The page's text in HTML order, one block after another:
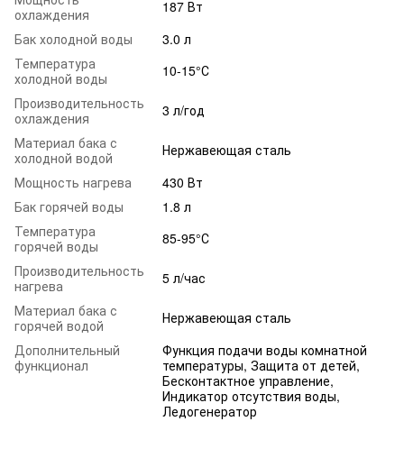
охлаждения
187 Вт
Бак холодной воды
3.0 л
Температура
холодной воды
10-15°С
Производительность
охлаждения
3 л/год
Материал бака с
холодной водой
Нержавеющая сталь
Мощность нагрева
430 Вт
Бак горячей воды
1.8 л
Температура
горячей воды
85-95°С
Производительность
нагрева
5 л/час
Материал бака с
горячей водой
Нержавеющая сталь
Дополнительный
функционал
Функция подачи воды комнатной
температуры, Защита от детей,
Бесконтактное управление,
Индикатор отсутствия воды,
Ледогенератор